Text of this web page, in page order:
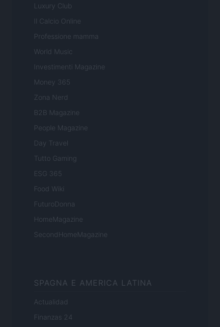
Luxury Club
Il Calcio Online
Professione mamma
World Music
Investimenti Magazine
Money 365
Zona Nerd
B2B Magazine
People Magazine
Day Travel
Tutto Gaming
ESG 365
Food Wiki
FuturoDonna
HomeMagazine
SecondHomeMagazine
SPAGNA E AMERICA LATINA
Actualidad
Finanzas 24